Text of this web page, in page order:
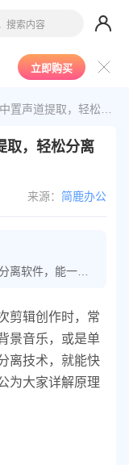
搜索内容
立即购买
，轻松分离
来源： 简鹿办公
剪辑创作时，常
景音乐，或是单
离技术，就能快
为大家详解原理